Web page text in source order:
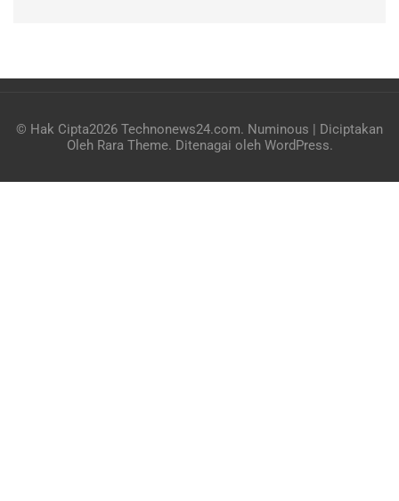
© Hak Cipta2026 Technonews24.com. Numinous | Diciptakan
Oleh Rara Theme. Ditenagai oleh WordPress.